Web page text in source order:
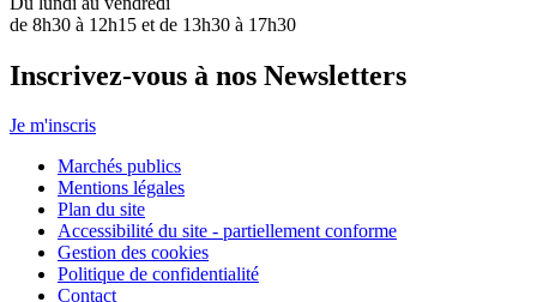
de 8h30 à 12h15 et de 13h30 à 17h30
Inscrivez-vous à nos Newsletters
Je m'inscris
Marchés publics
Mentions légales
Plan du site
Accessibilité du site - partiellement conforme
Gestion des cookies
Politique de confidentialité
Contact